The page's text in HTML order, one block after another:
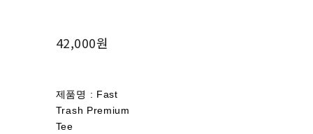
42,000원
제품명 : Fast
Trash Premium
Tee